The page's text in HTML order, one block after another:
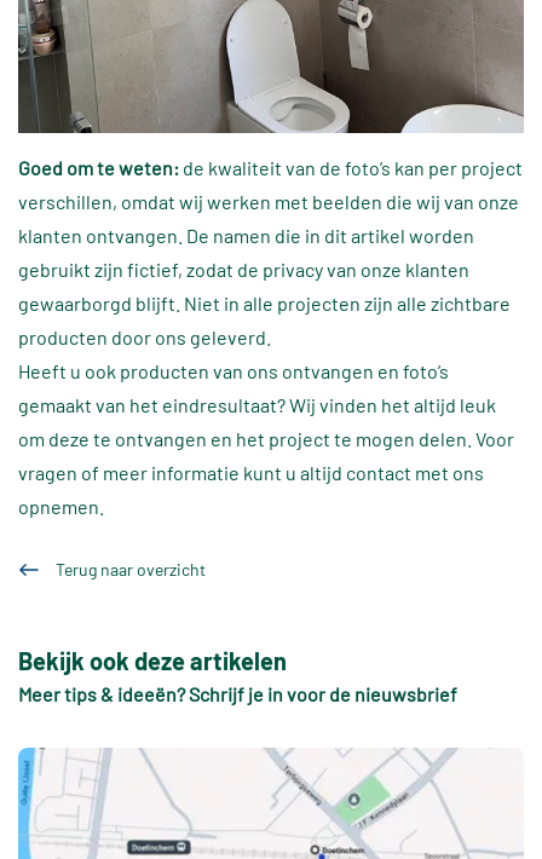
Goed om te weten: de kwaliteit van de foto’s kan per project
verschillen, omdat wij werken met beelden die wij van onze
klanten ontvangen. De namen die in dit artikel worden
gebruikt zijn fictief, zodat de privacy van onze klanten
gewaarborgd blijft. Niet in alle projecten zijn alle zichtbare
producten door ons geleverd.
Heeft u ook producten van ons ontvangen en foto’s
gemaakt van het eindresultaat? Wij vinden het altijd leuk
om deze te ontvangen en het project te mogen delen. Voor
vragen of meer informatie kunt u altijd contact met ons
opnemen.
Terug naar overzicht
Bekijk ook deze artikelen
Meer tips & ideeën? Schrijf je in voor de nieuwsbrief